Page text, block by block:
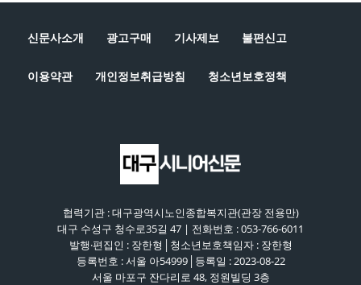
신문사소개 광고구매 기사제보 불편신고
이용약관 개인정보취급방침 청소년보호정책
협력기관 : 대구광역시노인종합복지관(관장 전용만)
대구 수성구 청수로35길 47 | 전화번호 : 053-766-6011
발행·편집인 : 장한형│청소년보호책임자 : 장한형
등록번호 : 서울 아54999│등록일 : 2023-08-22
서울 마포구 잔다리로 48, 정원빌딩 3층